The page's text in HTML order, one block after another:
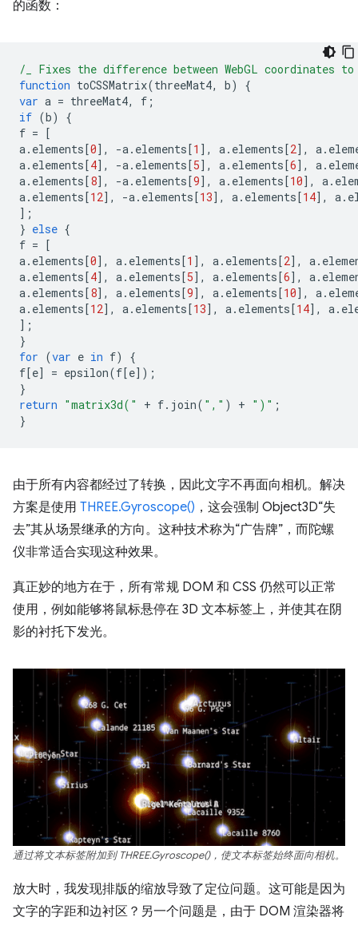
的函数：
/_ Fixes the difference between WebGL coordinates
function toCSSMatrix(threeMat4, b)
{
var a = threeMat4, f ;
if (b)
{
f = [
a. elements[0], -a. elements[1 ], a. elements[2], a.
a. elements[4], -a. elements[5], a. elements[6], a.
a. elements[8], -a. elements[9], a. elements[10], a.
a. elements[12], -a. elements[13], a. elements[14], a.
];
} else {
f = [
a. elements[0], a. elements[1 ], a. elements[2], a.
a. elements[4], a. elements[5], a. elements[6], a.
a. elements[8], a. elements[9], a. elements[10], a.
a. elements[12], a. elements[13], a. elements[14], a.
];
}
for (var e in f)
{
f[e] = epsilon(f[e]);
}
return "matrix3d(" + f. join( "," ) + ")" ;
}
由于所有内容都经过了转换，因此文字不再面向相机。解决
方案是使用 THREE.Gyroscope() ，这会强制 Object3D“失
去”其从场景继承的方向。这种技术称为“广告牌”，而陀螺
仪非常适合实现这种效果。
真正妙的地方在于，所有常规 DOM 和 CSS 仍然可以正常
使用，例如能够将鼠标悬停在 3D 文本标签上，并使其在阴
影的衬托下发光。
通过将文本标签附加到 THREE.Gyroscope()，使文本标签始终面向相机。
放大时，我发现排版的缩放导致了定位问题。这可能是因为
文字的字距和边衬区？另一个问题是，由于 DOM 渲染器将